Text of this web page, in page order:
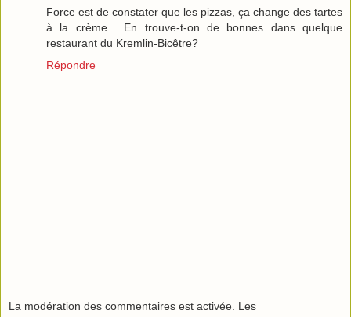
Force est de constater que les pizzas, ça change des tartes
à la crème... En trouve-t-on de bonnes dans quelque
restaurant du Kremlin-Bicêtre?
Répondre
La modération des commentaires est activée. Les